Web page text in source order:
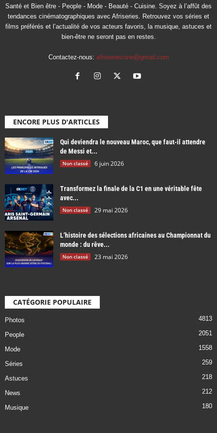
Santé et Bien être - People - Mode - Beauté - Cuisine. Soyez à l’affût des
tendances cinématographiques avec Afriseries. Retrouvez vos séries et
films préférés et l’actualité de vos acteurs favoris, la musique, astuces et
bien-être ne seront pas en restes.
Contactez-nous: afriseriescine@gmail.com
ENCORE PLUS D'ARTICLES
Qui deviendra le nouveau Maroc, que faut-il attendre
de Messi et...
Non classé 6 juin 2026
Transformez la finale de la C1 en une véritable fête
avec...
Non classé 29 mai 2026
L’histoire des sélections africaines au Championnat du
monde : du rêve...
Non classé 23 mai 2026
CATÉGORIE POPULAIRE
Photos 4813
People 2051
Mode 1558
Séries 259
Astuces 218
News 212
Musique 180